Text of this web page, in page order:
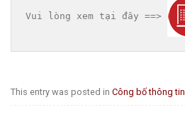
Vui lòng xem tại đây ==>
This entry was posted in Công bố thông tin